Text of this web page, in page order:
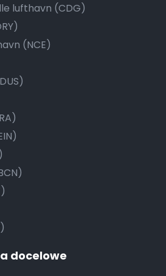
lufthavn (CDG)
(NCE)
docelowe